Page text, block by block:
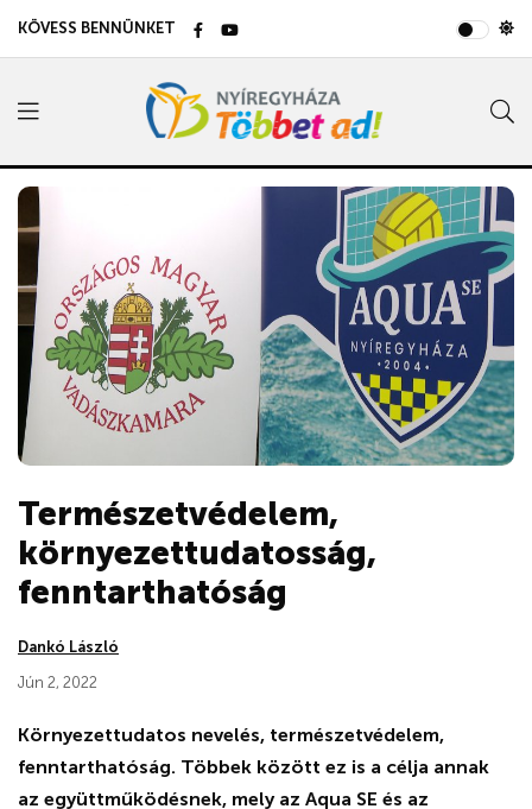
KÖVESS BENNÜNKET
Természetvédelem,
környezettudatosság,
fenntarthatóság
Dankó László
Jún 2, 2022
Környezettudatos nevelés, természetvédelem,
fenntarthatóság. Többek között ez is a célja annak
az együttműködésnek, mely az Aqua SE és az